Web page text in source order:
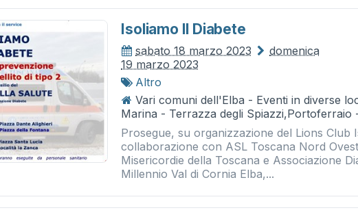
Isoliamo Il Diabete
sabato 18 marzo 2023
domenica
19 marzo 2023
Altro
Vari comuni dell'Elba - Eventi in diverse
Marina - Terrazza degli Spiazzi,Portoferraio
Prosegue, su organizzazione del Lions Club
collaborazione con ASL Toscana Nord
Misericordie della Toscana e Associazione
Millennio Val di Cornia Elba,...